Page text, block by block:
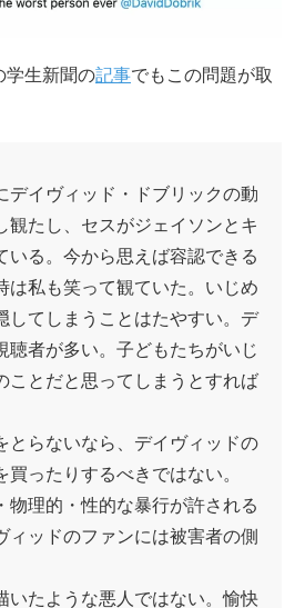
学生新聞の記事でもこの問題が取
デイヴィッド・ドブリックの動
観たし、セスがジェイソンとキ
いる。今から思えば容認できる
は私も笑って観ていた。いじめ
してしまうことはたやすい。デ
聴者が多い。子どもたちがいじ
ことだと思ってしまうとすれば
とらないなら、デイヴィッドの
ったりするべきではない。
物理的・性的な暴行が許される
ィッドのファンには被害者の側
いたような悪人ではない。愉快